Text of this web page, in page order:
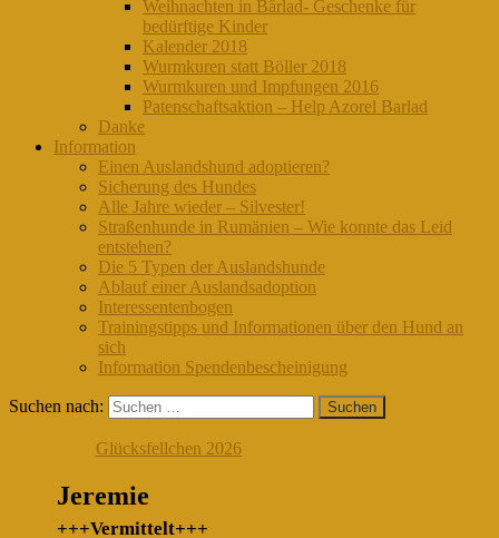
Weihnachten in Bârlad- Geschenke für
bedürftige Kinder
Kalender 2018
Wurmkuren statt Böller 2018
Wurmkuren und Impfungen 2016
Patenschaftsaktion – Help Azorel Barlad
Danke
Information
Einen Auslandshund adoptieren?
Sicherung des Hundes
Alle Jahre wieder – Silvester!
Straßenhunde in Rumänien – Wie konnte das Leid
entstehen?
Die 5 Typen der Auslandshunde
Ablauf einer Auslandsadoption
Interessentenbogen
Trainingstipps und Informationen über den Hund an
sich
Information Spendenbescheinigung
Suchen nach:
Glücksfellchen 2026
Jeremie
+++Vermittelt+++